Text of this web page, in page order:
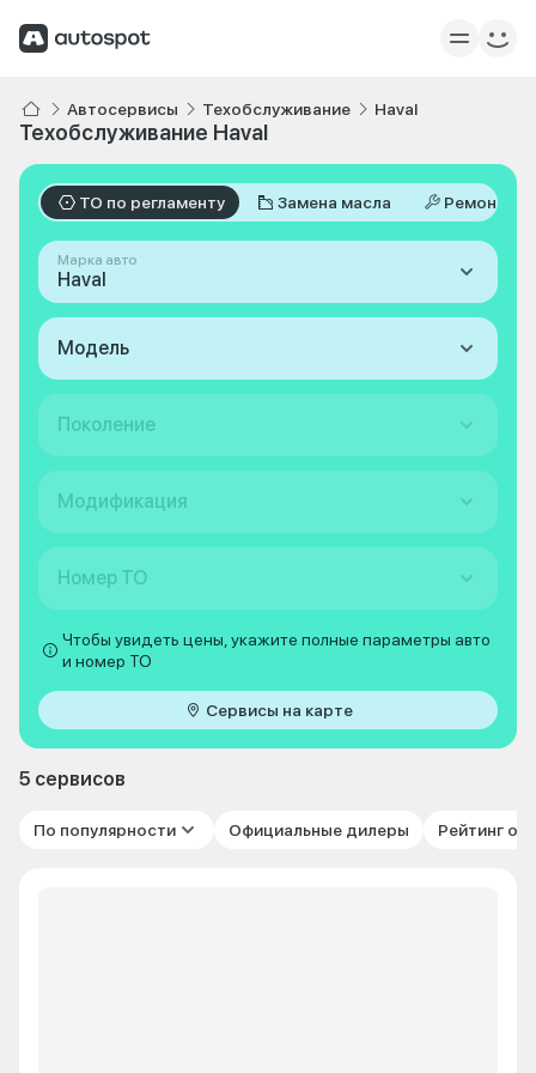
Автосервисы Техобслуживание Haval
Техобслуживание Haval
ТО по регламенту Замена масла Ремонт
Марка авто
Haval
Модель
Поколение
Модификация
Номер ТО
Чтобы увидеть цены, укажите полные параметры авто
и номер ТО
Сервисы на карте
5 сервисов
По популярности Официальные дилеры Рейтинг